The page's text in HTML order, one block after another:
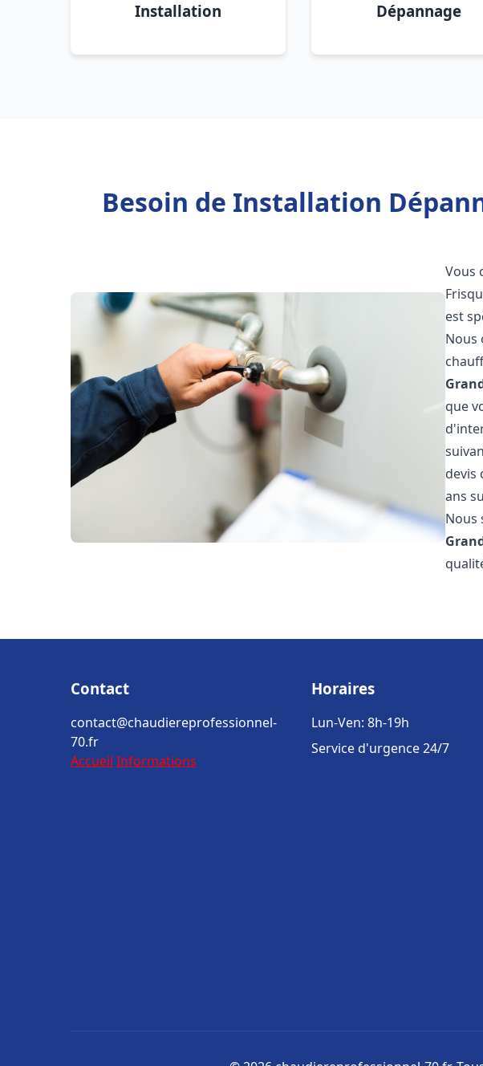
Installation Dépannage
Besoin de Installation
Vous
est
Nous
que
devis
ans
Nous
Contact
contact@chaudiereprofessionnel-
70.fr
Accueil Informations
Horaires
Lun-Ven: 8h-19h
Service d'urgence 24/7